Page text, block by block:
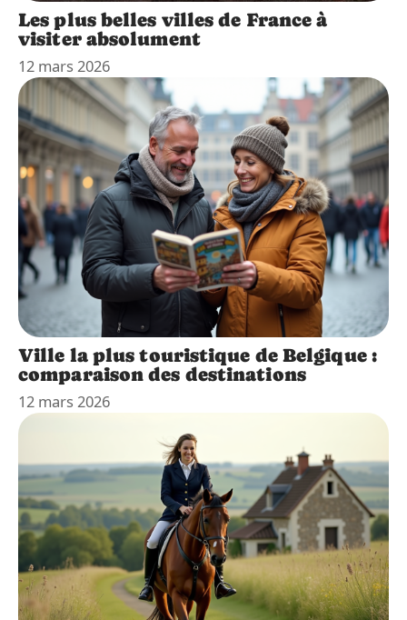
Les plus belles villes de France à
visiter absolument
12 mars 2026
Ville la plus touristique de Belgique :
comparaison des destinations
12 mars 2026